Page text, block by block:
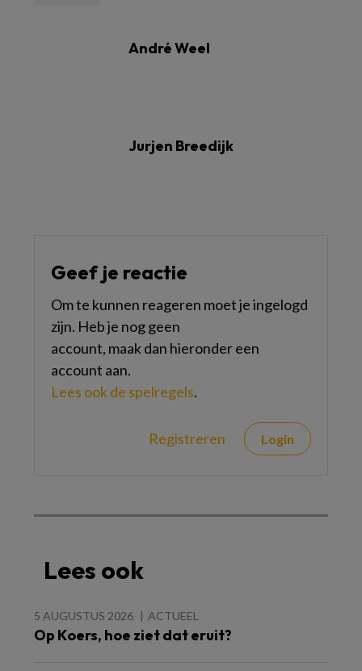
André Weel
Jurjen Breedijk
Geef je reactie
Om te kunnen reageren moet je ingelogd
zijn. Heb je nog geen
account, maak dan hieronder een
account aan.
Lees ook de spelregels.
Registreren Login
Lees ook
5 AUGUSTUS 2026 ACTUEEL
Op Koers, hoe ziet dat eruit?